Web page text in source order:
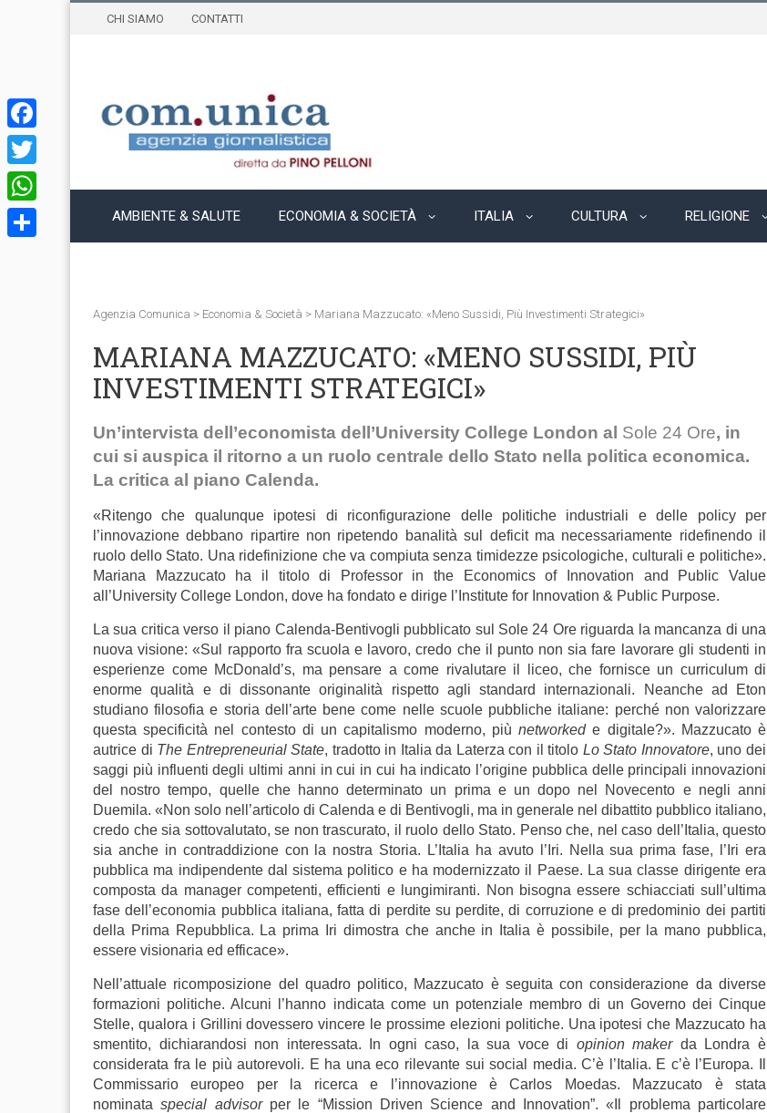
CHI SIAMO CONTATTI
AMBIENTE & SALUTE ECONOMIA & SOCIETÀ ITALIA CULTURA RELIGIONE
Agenzia Comunica > Economia & Società > Mariana Mazzucato: «Meno Sussidi, Più Investimenti Strategici»
MARIANA MAZZUCATO: «MENO SUSSIDI, PIÙ
INVESTIMENTI STRATEGICI»
Un’intervista dell’economista dell’University College London al Sole 24 Ore, in
cui si auspica il ritorno a un ruolo centrale dello Stato nella politica economica.
La critica al piano Calenda.
«Ritengo che qualunque ipotesi di riconfigurazione delle politiche industriali e delle policy per
l’innovazione debbano ripartire non ripetendo banalità sul deficit ma necessariamente ridefinendo il
ruolo dello Stato. Una ridefinizione che va compiuta senza timidezze psicologiche, culturali e politiche».
Mariana Mazzucato ha il titolo di Professor in the Economics of Innovation and Public Value
all’University College London, dove ha fondato e dirige l’Institute for Innovation & Public Purpose.
La sua critica verso il piano Calenda-Bentivogli pubblicato sul Sole 24 Ore riguarda la mancanza di una
nuova visione: «Sul rapporto fra scuola e lavoro, credo che il punto non sia fare lavorare gli studenti in
esperienze come McDonald’s, ma pensare a come rivalutare il liceo, che fornisce un curriculum di
enorme qualità e di dissonante originalità rispetto agli standard internazionali. Neanche ad Eton
studiano filosofia e storia dell’arte bene come nelle scuole pubbliche italiane: perché non valorizzare
questa specificità nel contesto di un capitalismo moderno, piùnetworkede digitale?». Mazzucato è
autrice di The Entrepreneurial State, tradotto in Italia da Laterza con il titolo Lo Stato Innovatore, uno dei
saggi più influenti degli ultimi anni in cui in cui ha indicato l’origine pubblica delle principali innovazioni
del nostro tempo, quelle che hanno determinato un prima e un dopo nel Novecento e negli anni
Duemila. «Non solo nell’articolo di Calenda e di Bentivogli, ma in generale nel dibattito pubblico italiano,
credo che sia sottovalutato, se non trascurato, il ruolo dello Stato. Penso che, nel caso dell’Italia, questo
sia anche in contraddizione con la nostra Storia. L’Italia ha avuto l’Iri. Nella sua prima fase, l’Iri era
pubblica ma indipendente dal sistema politico e ha modernizzato il Paese. La sua classe dirigente era
composta da manager competenti, efficienti e lungimiranti. Non bisogna essere schiacciati sull’ultima
fase dell’economia pubblica italiana, fatta di perdite su perdite, di corruzione e di predominio dei partiti
della Prima Repubblica. La prima Iri dimostra che anche in Italia è possibile, per la mano pubblica,
essere visionaria ed efficace».
Nell’attuale ricomposizione del quadro politico, Mazzucato è seguita con considerazione da diverse
formazioni politiche. Alcuni l’hanno indicata come un potenziale membro di un Governo dei Cinque
Stelle, qualora i Grillini dovessero vincere le prossime elezioni politiche. Una ipotesi che Mazzucato ha
smentito, dichiarandosi non interessata. In ogni caso, la sua voce di opinion makerda Londra è
considerata fra le più autorevoli. E ha una eco rilevante sui social media. C’è l’Italia. E c’è l’Europa. Il
Commissario europeo per la ricerca e l’innovazione è Carlos Moedas. Mazzucato è stata
nominataspecial advisorper le “Mission Driven Science and Innovation”. «Il problema particolare
Facebook
Twitter
WhatsApp